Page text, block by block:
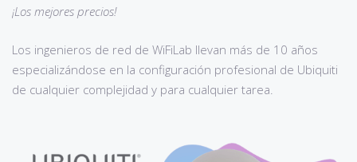
¡Los mejores precios!
Los ingenieros de red de WiFiLab llevan más de 10 años
especializándose en la configuración profesional de Ubiquiti
de cualquier complejidad y para cualquier tarea.